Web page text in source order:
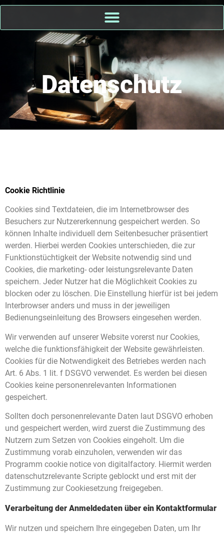
Datenschutz
Cookie Richtlinie
Cookies sind Textdateien, die im Internetbrowser des
Besuchers zur Nutzererkennung gespeichert werden. So
können Inhalte individuell dem Seitenbesucher präsentiert
werden. Hierbei werden Cookies unterschieden, die zur
Funktionstüchtigkeit der Website notwendig sind und
Cookies, die marketing- oder leistungsrelevante Daten
speichern. Jeder Nutzer hat die Möglichkeit Cookies zu
blocken oder zu löschen. Die Einstellung hierfür ist bei jedem
Interbrowser anders und muss in der jeweiligen
Bedienungseinleitung des Browsers eingesehen werden.
Wir verwenden auf unserer Website vorerst nur Cookies,
welche die funktionsfähigkeit der Website gewährleisten.
Cookies für die Notwendigkeit des Betriebes werden nach
Art. 6 Abs. 1 lit. f DSGVO verwendet. Es werden bei diesen
Cookies keine personenrelevanten Informationen
gespeichert.
Sollten doch personenrelevante Daten laut DSGVO erhoben
und gespeichert werden, wird zuerst die Zustimmung des
Nutzern zum Setzen von Cookies eingeholt. Um die
Zustimmung vorab einzuholen, verwenden wir das
Programm cookie notice von digitalfactory. Hiermit werden
datenschutzrelevante Scripte geblockt und erst mit der
Zustimmung zur Cookiesetzung freigegeben.
Verarbeitung der Anmeldedaten über ein Kontaktformular
Wir nutzen und speichern Ihre eingegeben Daten, um Ihr